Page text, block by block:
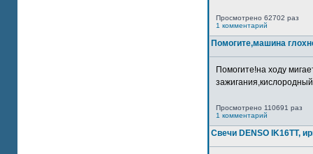
Просмотрено 62702 раз
1 комментарий
Помогите,машина
Помогите!на ходу
Просмотрено 110691 раз
1 комментарий
Свечи DENSO IK16TT,